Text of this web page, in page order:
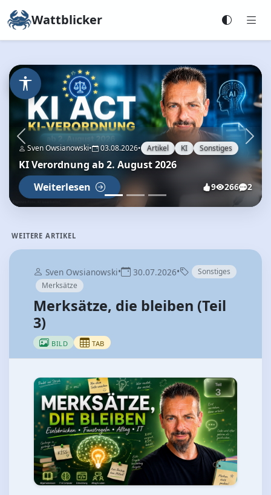
Wattblicker
Sven Owsianowski• 03.08.2026• Artikel KI Sonstiges
KI Verordnung ab 2. August 2026
Weiterlesen
9 266 2
Zurück
WEITERE ARTIKEL
Sven Owsianowski• 30.07.2026•
Sonstiges
Merksätze
Merksätze, die bleiben (Teil
3)
BILD TAB